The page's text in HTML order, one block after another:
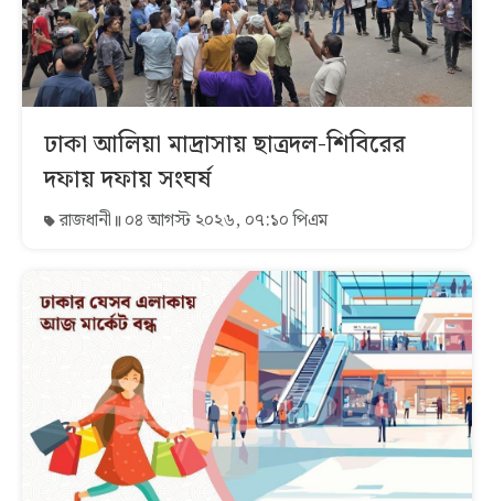
ঢাকা আলিয়া মাদ্রাসায় ছাত্রদল-শিবিরের
দফায় দফায় সংঘর্ষ
রাজধানী ০৪ আগস্ট ২০২৬, ০৭:১০ পিএম